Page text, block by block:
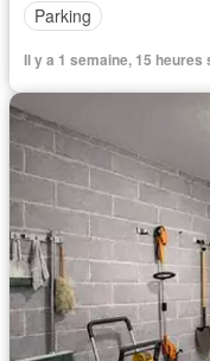
Parking
Il y a 1 semaine, 15 heures